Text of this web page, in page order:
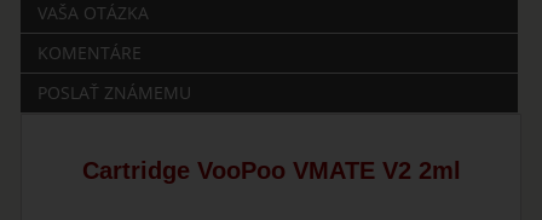
VAŠA OTÁZKA
KOMENTÁRE
POSLAŤ ZNÁMEMU
Cartridge VooPoo VMATE V2 2ml